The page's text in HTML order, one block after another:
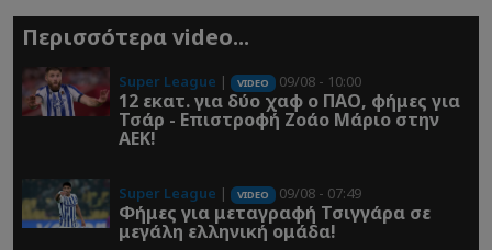
Περισσότερα video...
Super League | VIDEO 09/08 - 10:00
12 εκατ. για δύο χαφ ο ΠΑΟ, φήμες για
Τσάρ - Επιστροφή Ζοάο Μάριο στην
ΑΕΚ!
Super League | VIDEO 09/08 - 07:49
Φήμες για μεταγραφή Τσιγγάρα σε
μεγάλη ελληνική ομάδα!